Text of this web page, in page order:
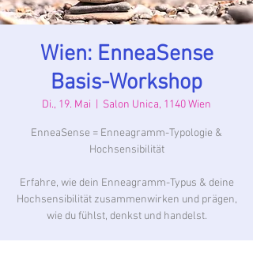
Wien: EnneaSense
Basis-Workshop
Di., 19. Mai Salon Unica, 1140 Wien
EnneaSense = Enneagramm-Typologie &
Hochsensibilität
​Erfahre, wie dein Enneagramm-Typus & deine
Hochsensibilität zusammenwirken und prägen,
wie du fühlst, denkst und handelst.